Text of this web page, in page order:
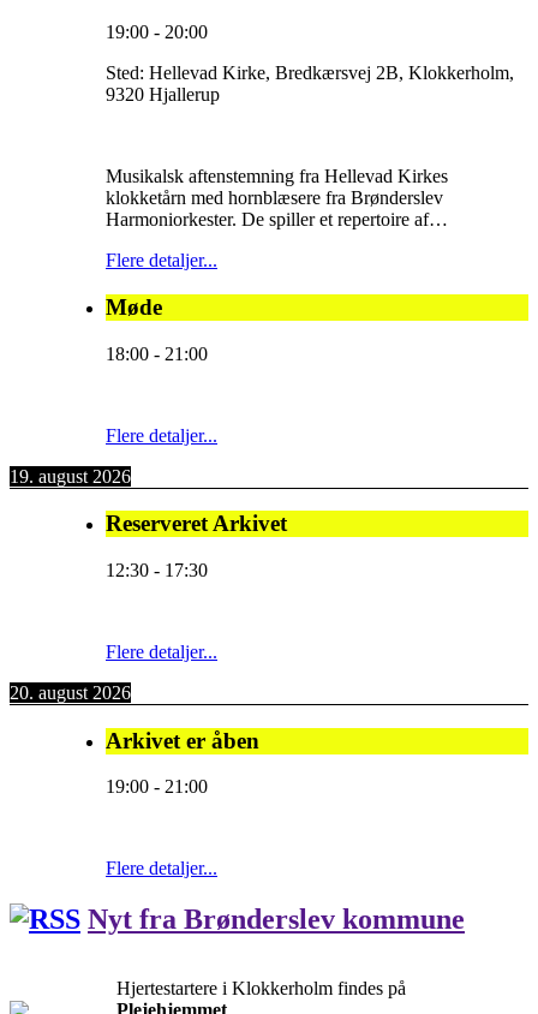
19:00 - 20:00
Sted: Hellevad Kirke, Bredkærsvej 2B, Klokkerholm,
9320 Hjallerup
Musikalsk aftenstemning fra Hellevad Kirkes
klokketårn med hornblæsere fra Brønderslev
Harmoniorkester. De spiller et repertoire af…
Flere detaljer...
Møde
18:00 - 21:00
Flere detaljer...
19. august 2026
Reserveret Arkivet
12:30 - 17:30
Flere detaljer...
20. august 2026
Arkivet er åben
19:00 - 21:00
Flere detaljer...
Nyt fra Brønderslev kommune
Hjertestartere i Klokkerholm findes på